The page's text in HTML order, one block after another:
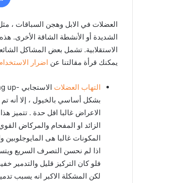
العضلات في الابل وهجن السباقات ،
الشديدة أو الأنشطة الشاقة الأخرى.
الاستقلابية. تشمل بعض المشاكل
يمكنك قرأة مقالتنا عن اضرار
التهاب العضلات
بشكل أساسي بالخيول ، إلا أنه
الاعراض غالبا اقل حدة . تتميز
الزائد او المفحام والمركاض
المكونات غالبا هى المايوجلوبين
اذا لم نحسن التصرف السريع
فلو كان التركيز قليل والتدمير
لكن المشكلة الاكبر انه يسبب